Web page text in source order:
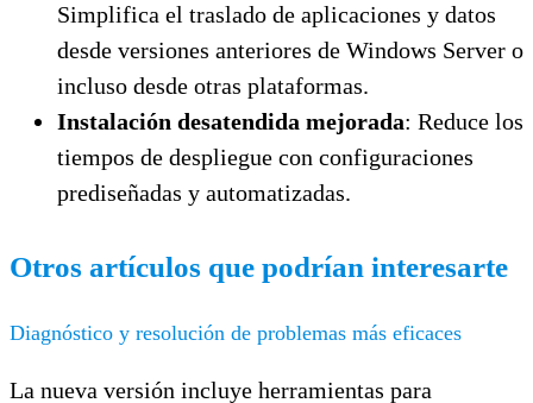
Simplifica el traslado de aplicaciones y datos
desde versiones anteriores de Windows Server o
incluso desde otras plataformas.
Instalación desatendida mejorada: Reduce los
tiempos de despliegue con configuraciones
prediseñadas y automatizadas.
Otros artículos que podrían interesarte
Diagnóstico y resolución de problemas más eficaces
La nueva versión incluye herramientas para